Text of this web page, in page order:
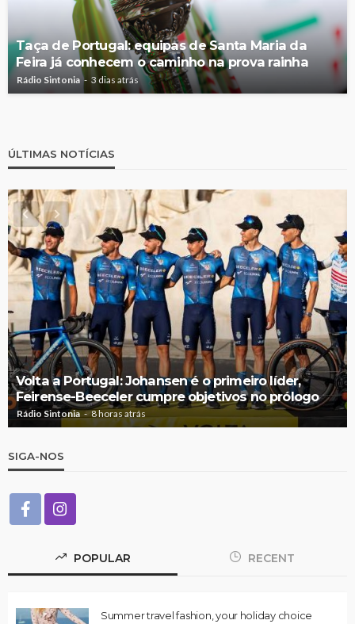
Taça de Portugal: equipas de Santa Maria da
Feira já conhecem o caminho na prova rainha
Rádio Sintonia 3 dias atrás
ÚLTIMAS NOTÍCIAS
Volta a Portugal: Johansen é o primeiro líder,
Feirense-Beeceler cumpre objetivos no prólogo
Rádio Sintonia 8 horas atrás
SIGA-NOS
POPULAR RECENT
Summer travel fashion, your holiday choice